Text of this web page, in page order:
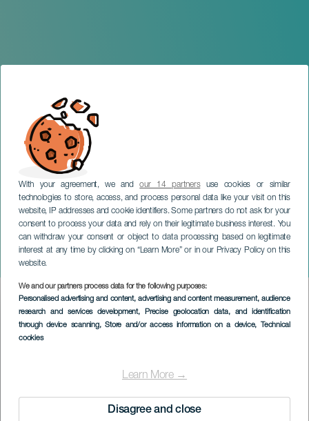
With your agreement, we andour 14 partnersuse cookies or similar
technologies to store, access, and process personal data like your visit on this
website, IP addresses and cookie identifiers. Some partners do not ask for your
consent to process your data and rely on their legitimate business interest. You
can withdraw your consent or object to data processing based on legitimate
interest at any time by clicking on “Learn More” or in our Privacy Policy on this
website.
We and our partners process data for the following purposes:
Personalised advertising and content, advertising and content measurement, audience
research and services development, Precise geolocation data, and identification
through device scanning, Store and/or access information on a device, Technical
cookies
Learn More →
Disagree and close
Tejeda, Landschaft und
lokale Produkte
GRAN CANARIA
Imagen
Listado